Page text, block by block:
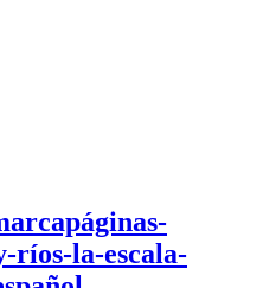
ríos-la-escala-